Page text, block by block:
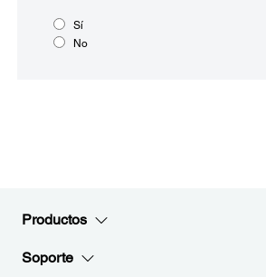
Sí
No
Productos
Soporte